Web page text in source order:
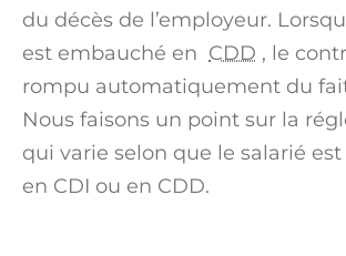
du décès de l’employeur.
est embauché en CDD , le
rompu automatiquement du
Nous faisons un point sur la
qui varie selon que le salarié
en CDI ou en CDD.